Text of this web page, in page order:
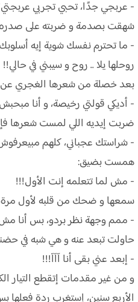
- عربجي جدًا، تحبي تجربي
شهقت بصدمة و ضربته على
- ما تحترم نفسك شوية إيه
روحلها يلا .. روح و سيبني في حالي!!
بعد خصلة من شعرها الغجري عن
- أديكي قولتي رخيصة، و أنا
ضربت إيديه اللي لمست شعرها
- شراستك عجباني، كلهم
همست بضيق:
- مش لما تتعلمه إنت الأول!!!
سمعها و ضحك من قلبه لأول
- ممم وجهة نظر بردو، بس أنا
حاولت تبعد عنه و هي شبه في
- إبعد عني بقى أنا آآآ!!!
و من غير مقدمات إتقطع